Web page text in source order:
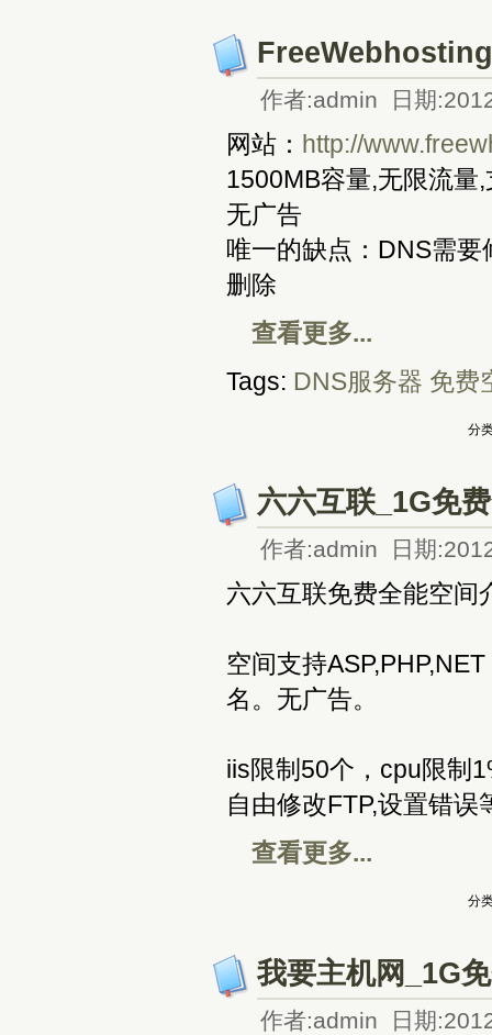
作者:admin 日期
网站： http://
1500MB容量,无限流量
无广告
唯一的缺点：DNS需
删除
查看更多...
Tags: DNS服务器 免费
分
六六互联_1G免
作者:admin 日期
六六互联免费全能空间
空间支持
名。无广告。
iis限制50个，cpu限制
自由修改FTP,设置错误
查看更多...
分
我要主机网_1G
作者:admin 日期